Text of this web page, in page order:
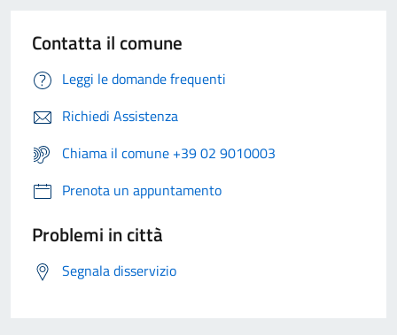
Contatta il comune
Leggi le domande frequenti
Richiedi Assistenza
Chiama il comune +39 02 9010003
Prenota un appuntamento
Problemi in città
Segnala disservizio